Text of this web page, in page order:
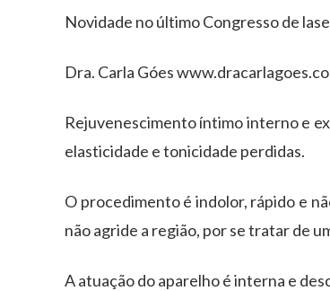
Novidade no último Congresso de
Dra. Carla Góes
Rejuvenescimento íntimo interno e
elasticidade e tonicidade perdidas.
O procedimento é indolor, rápido e
não agride a região, por se tratar de
A atuação do aparelho é interna e